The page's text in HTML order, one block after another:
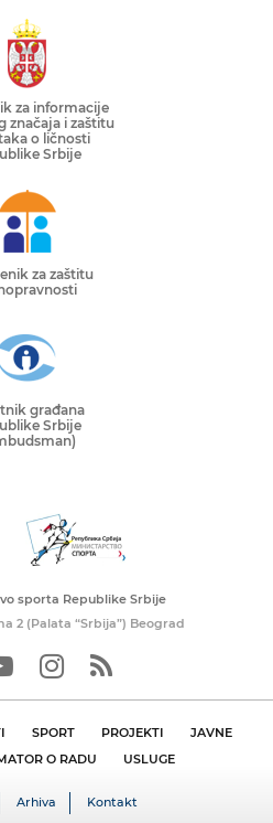
za informacije
značaja i zaštitu
o ličnosti
Srbije
za zaštitu
građana
Srbije
sporta Republike Srbije
2 (Palata “Srbija”) Beograd
SPORT PROJEKTI
JAVNE
O RADU USLUGE
Arhiva Kontakt